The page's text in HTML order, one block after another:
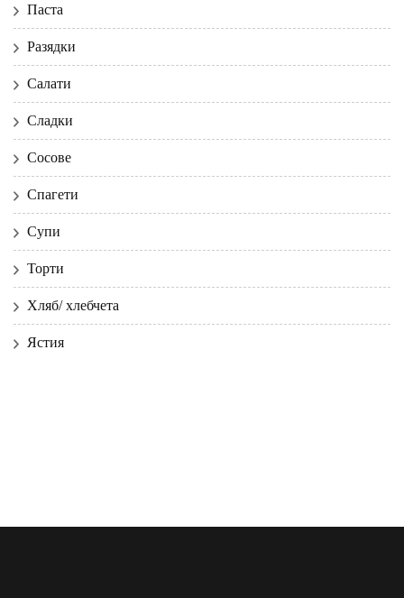
Паста
Разядки
Салати
Сладки
Сосове
Спагети
Супи
Торти
Хляб/ хлебчета
Ястия